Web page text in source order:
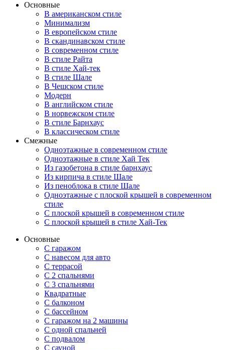
Основные
В американском стиле
Минимализм
В европейском стиле
В скандинавском стиле
В современном стиле
В стиле Райта
В стиле Хай-тек
В стиле Шале
В Чешском стиле
Модерн
В английском стиле
В норвежском стиле
В стиле Барнхаус
В классическом стиле
Смежные
Одноэтажные в современном стиле
Одноэтажные в стиле Хай Тек
Из газобетона в стиле барнхаус
Из кирпича в стиле Шале
Из пеноблока в стиле Шале
Одноэтажные с плоской крышей в современном
стиле
С плоской крышей в современном стиле
С плоской крышей в стиле Хай-Тек
Основные
С гаражом
С навесом для авто
С террасой
С 2 спальнями
С 3 спальнями
Квадратные
С балконом
С бассейном
С гаражом на 2 машины
С одной спальней
С подвалом
С сауной